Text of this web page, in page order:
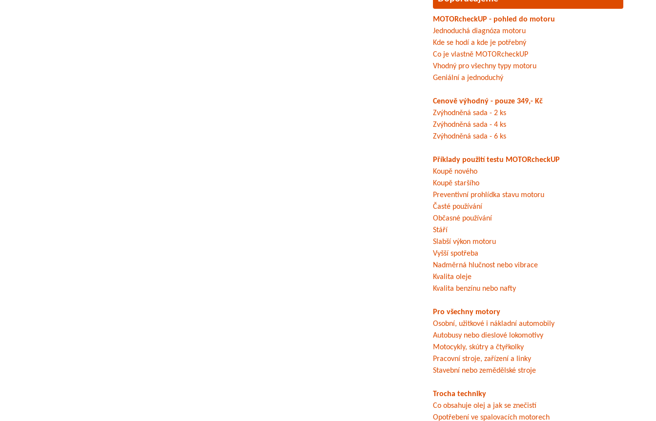
MOTORcheckUP - pohled do motoru
Jednoduchá diagnóza motoru
Kde se hodí a kde je potřebný
Co je vlastně MOTORcheckUP
Vhodný pro všechny typy motoru
Geniální a jednoduchý
Cenově výhodný - pouze 349,- Kč
Zvýhodněná sada - 2 ks
Zvýhodněná sada - 4 ks
Zvýhodněná sada - 6 ks
Příklady použití testu MOTORcheckUP
Koupě nového
Koupě staršího
Preventivní prohlídka stavu motoru
Časté používání
Občasné používání
Stáří
Slabší výkon motoru
Vyšší spotřeba
Nadměrná hlučnost nebo vibrace
Kvalita oleje
Kvalita benzínu nebo nafty
Pro všechny motory
Osobní, užitkové i nákladní automobily
Autobusy nebo dieslové lokomotivy
Motocykly, skútry a čtyřkolky
Pracovní stroje, zařízení a linky
Stavební nebo zemědělské stroje
Trocha techniky
Co obsahuje olej a jak se znečistí
Opotřebení ve spalovacích motorech